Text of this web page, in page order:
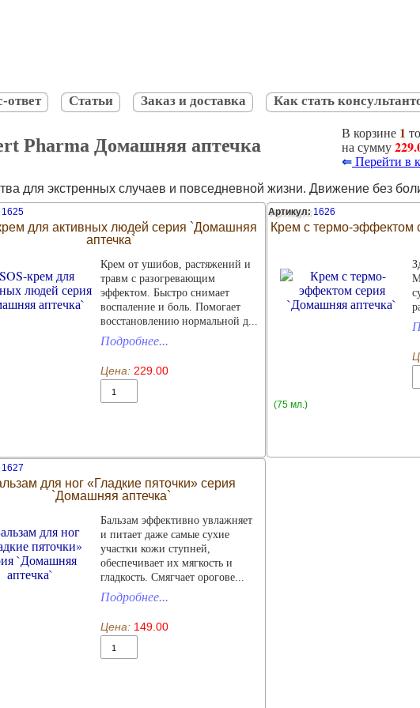
ответ Статьи Заказ и доставка Как стать
Pharma Домашняя аптечка
В корзине 1
на сумму
⇐Перейти в
для экстренных случаев и повседневной жизни. Движение без
1625
для активных людей серия `Домашняя
аптечка`
Крем от ушибов, растяжений и
травм с разогревающим
эффектом. Быстро снимает
воспаление и боль. Помогает
восстановлению нормальной д...
Подробнее...
Цена: 229.00
Артикул: 1626
Крем с термо-эффектом
(75 мл.)
1627
для ног «Гладкие пяточки» серия
`Домашняя аптечка`
Бальзам эффективно увлажняет
и питает даже самые сухие
участки кожи ступней,
обеспечивает их мягкость и
гладкость. Смягчает орогове...
Подробнее...
Цена: 149.00